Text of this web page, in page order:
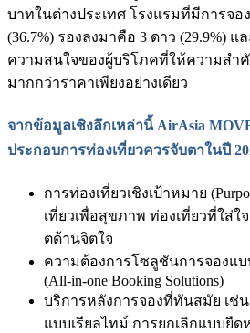
บาทในต่างประเทศ โรงแรมที่มีการจ
(36.7%) รองลงมาคือ 3 ดาว (29.9%) แ
ความสนใจของผู้บริโภคที่ให้ความส
มากกว่าราคาเพียงอย่างเดียว
จากข้อมูลเชิงลึกเหล่านี้ AirAsia
ประกอบการท่องเที่ยวควรจับตาในปี
การท่องเที่ยวเชิงเป้าหมาย
เที่ยวเพื่อสุขภาพ ท่องเที่ยวที่ใส่ใ
ตด้านจิตใจ
ความต้องการโซลูชันการจองแบ
(All-in-one Booking Solutions)
บริการหลังการจองที่ทันสมัย เช่
แบบเรียลไทม์ การยกเลิกแบบยื